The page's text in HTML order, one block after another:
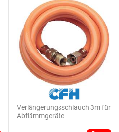
Verlängerungsschlauch 3m für
Abflämmgeräte